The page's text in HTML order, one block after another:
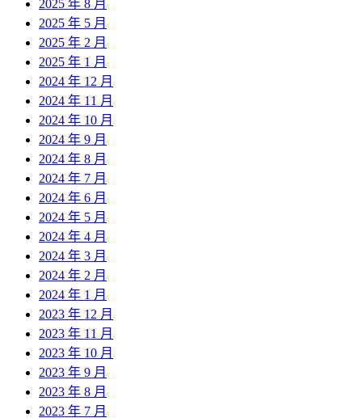
2025 年 8 月
2025 年 5 月
2025 年 2 月
2025 年 1 月
2024 年 12 月
2024 年 11 月
2024 年 10 月
2024 年 9 月
2024 年 8 月
2024 年 7 月
2024 年 6 月
2024 年 5 月
2024 年 4 月
2024 年 3 月
2024 年 2 月
2024 年 1 月
2023 年 12 月
2023 年 11 月
2023 年 10 月
2023 年 9 月
2023 年 8 月
2023 年 7 月